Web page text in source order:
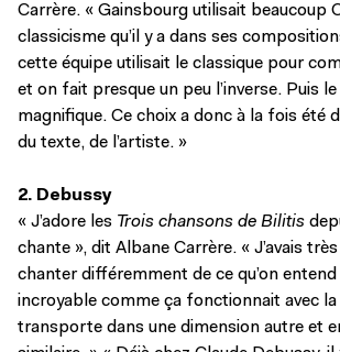
Carrère. « Gainsbourg utilisait beaucoup
classicisme qu’il y a dans ses
cette équipe utilisait le classique pour
et on fait presque un peu l’inverse. Puis
magnifique. Ce choix a donc à la fois été
du texte, de l’artiste. »
2. Debussy
« J’adore les Trois chansons de Bilitis
chante », dit Albane Carrère. « J’avais
chanter différemment de ce qu’on entend
incroyable comme ça fonctionnait avec la
transporte dans une dimension autre et